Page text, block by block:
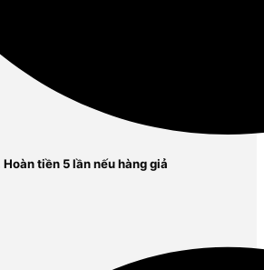
Hoàn tiền 5 lần nếu hàng giả